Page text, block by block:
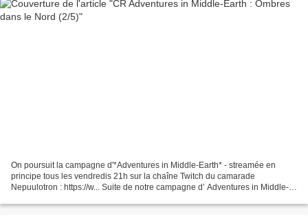
On poursuit la campagne d'*Adventures in Middle-Earth* - streamée en
principe tous les vendredis 21h sur la chaîne Twitch du camarade
Nepuulotron : https://w... Suite de notre campagne d’ Adventures in Middle-